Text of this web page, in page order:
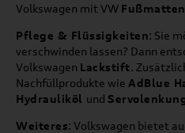
Volkswagen mit VW Fußmatten
Pflege & Flüssigkeiten: Sie
verschwinden lassen? Dann
Volkswagen Lackstift.
Nachfüllprodukte wie AdBlue
Hydrauliköl und
Weiteres: Volkswagen bietet